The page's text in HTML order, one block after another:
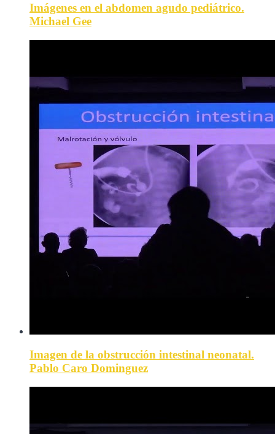
Imágenes en el abdomen agudo pediátrico.
Michael Gee
Imagen de la obstrucción intestinal neonatal.
Pablo Caro Dominguez